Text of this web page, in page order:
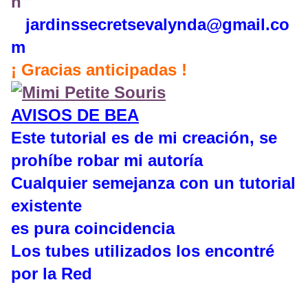
jardinssecretsevalynda@gmail.co
m
¡ Gracias anticipadas !
AVISOS DE BEA
Este tutorial es de mi creación, se
prohíbe robar mi autoría
Cualquier semejanza con un tutorial
existente
es pura coincidencia
Los tubes utilizados los encontré
por la Red